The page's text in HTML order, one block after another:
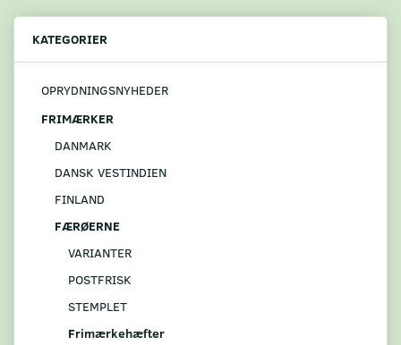
KATEGORIER
OPRYDNINGSNYHEDER
FRIMÆRKER
DANMARK
DANSK VESTINDIEN
FINLAND
FÆRØERNE
VARIANTER
POSTFRISK
STEMPLET
Frimærkehæfter